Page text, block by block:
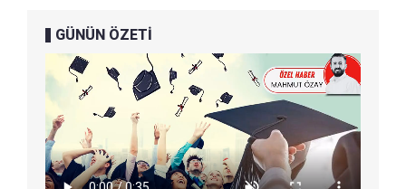
GÜNÜN ÖZETİ